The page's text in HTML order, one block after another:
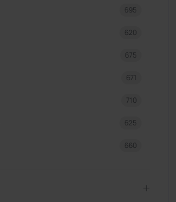
695
620
675
671
710
625
660